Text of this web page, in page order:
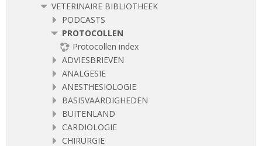
VETERINAIRE BIBLIOTHEEK
PODCASTS
PROTOCOLLEN
Protocollen index
ADVIESBRIEVEN
ANALGESIE
ANESTHESIOLOGIE
BASISVAARDIGHEDEN
BUITENLAND
CARDIOLOGIE
CHIRURGIE